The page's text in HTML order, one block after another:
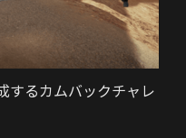
するカムバックチャレ